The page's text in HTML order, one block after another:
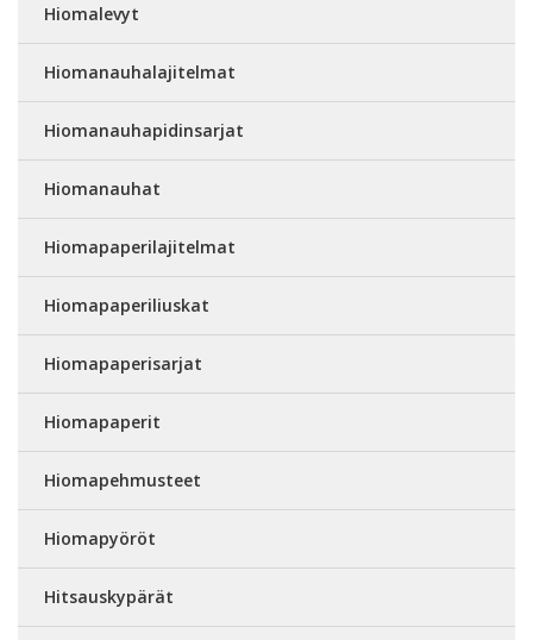
Hiomalevyt
Hiomanauhalajitelmat
Hiomanauhapidinsarjat
Hiomanauhat
Hiomapaperilajitelmat
Hiomapaperiliuskat
Hiomapaperisarjat
Hiomapaperit
Hiomapehmusteet
Hiomapyöröt
Hitsauskypärät